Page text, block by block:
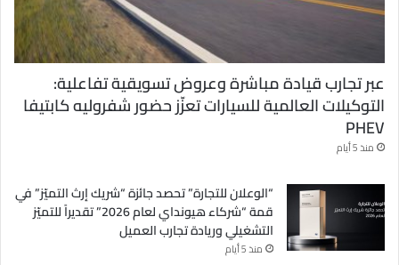
عبر تجارب قيادة مباشرة وعروض تسويقية تفاعلية:
التوكيلات العالمية للسيارات تعزّز حضور شفروليه كابتيفا
PHEV
منذ 5 أيام
“الوعلان للتجارة” تحصد جائزة “شريك إرث التميّز” في
قمة “شركاء هيونداي لعام 2026” تقديراً للتميّز
التشغيلي وريادة تجارب العميل
منذ 5 أيام